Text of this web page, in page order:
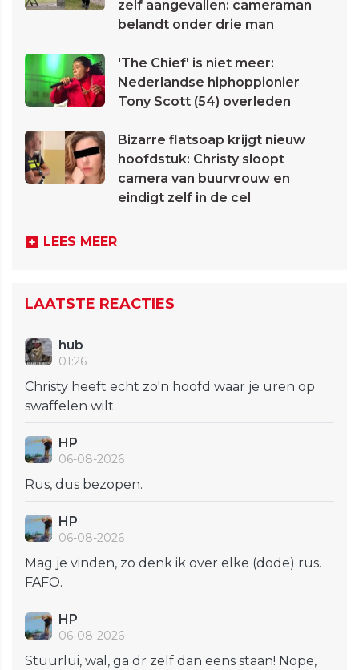
zelf aangevallen: cameraman
belandt onder drie man
'The Chief' is niet meer:
Nederlandse hiphoppionier
Tony Scott (54) overleden
Bizarre flatsoap krijgt nieuw
hoofdstuk: Christy sloopt
camera van buurvrouw en
eindigt zelf in de cel
LEES MEER
LAATSTE REACTIES
hub
01:26
Christy heeft echt zo'n hoofd waar je uren op
swaffelen wilt.
HP
06-08-2026
Rus, dus bezopen.
HP
06-08-2026
Mag je vinden, zo denk ik over elke (dode) rus.
FAFO.
HP
06-08-2026
Stuurlui, wal, ga dr zelf dan eens staan! Nope,